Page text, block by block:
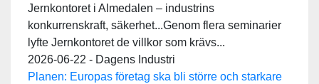
Jernkontoret i Almedalen – industrins
konkurrenskraft, säkerhet...Genom flera seminarier
lyfte Jernkontoret de villkor som krävs...
2026-06-22 - Dagens Industri
Planen: Europas företag ska bli större och starkare